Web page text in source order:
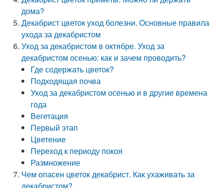
дома?
Декабрист цветок уход болезни. Основные правила
ухода за декабристом
Уход за декабристом в октябре. Уход за
декабристом осенью: как и зачем проводить?
Где содержать цветок?
Подходящая почва
Уход за декабристом осенью и в другие времена
года
Вегетация
Первый этап
Цветение
Переход к периоду покоя
Размножение
Чем опасен цветок декабрист. Как ухаживать за